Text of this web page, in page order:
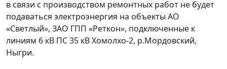
в связи с производством ремонтных работ не будет
подаваться электроэнергия на объекты АО
«Светлый», ЗАО ГПП «Реткон», подключенные к
линиям 6 кВ ПС 35 кВ Хомолхо-2, р.Мордовский,
Ныгри.